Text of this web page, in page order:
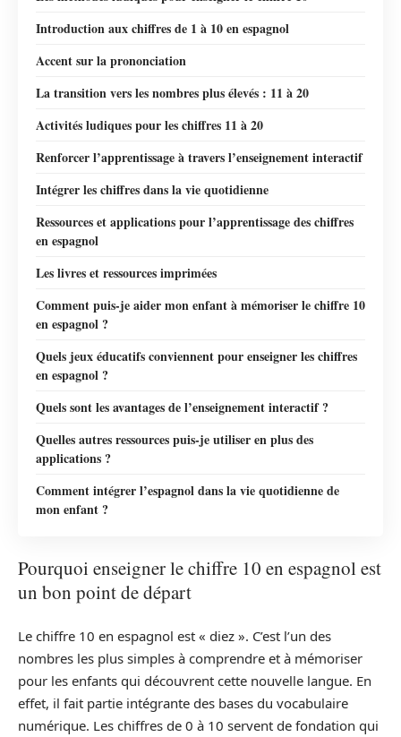
Introduction aux chiffres de 1 à 10 en espagnol
Accent sur la prononciation
La transition vers les nombres plus élevés : 11 à 20
Activités ludiques pour les chiffres 11 à 20
Renforcer l’apprentissage à travers l’enseignement interactif
Intégrer les chiffres dans la vie quotidienne
Ressources et applications pour l’apprentissage des chiffres
en espagnol
Les livres et ressources imprimées
Comment puis-je aider mon enfant à mémoriser le chiffre 10
en espagnol ?
Quels jeux éducatifs conviennent pour enseigner les chiffres
en espagnol ?
Quels sont les avantages de l’enseignement interactif ?
Quelles autres ressources puis-je utiliser en plus des
applications ?
Comment intégrer l’espagnol dans la vie quotidienne de
mon enfant ?
Pourquoi enseigner le chiffre 10 en espagnol est
un bon point de départ
Le chiffre 10 en espagnol est « diez ». C’est l’un des
nombres les plus simples à comprendre et à mémoriser
pour les enfants qui découvrent cette nouvelle langue. En
effet, il fait partie intégrante des bases du vocabulaire
numérique. Les chiffres de 0 à 10 servent de fondation qui